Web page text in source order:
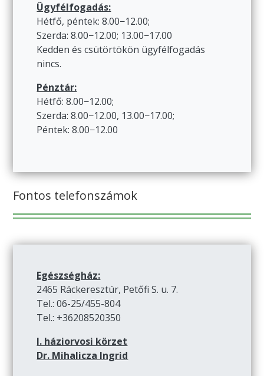
Ügyfélfogadás:
Hétfő, péntek: 8.00−12.00;
Szerda: 8.00−12.00; 13.00−17.00
Kedden és csütörtökön ügyfélfogadás
nincs.
Pénztár:
Hétfő: 8.00−12.00;
Szerda: 8.00−12.00, 13.00−17.00;
Péntek: 8.00−12.00
Fontos telefonszámok
Egészségház:
2465 Ráckeresztúr, Petőfi S. u. 7.
Tel.: 06-25/455-804
Tel.: +36208520350
I. háziorvosi körzet
Dr. Mihalicza Ingrid